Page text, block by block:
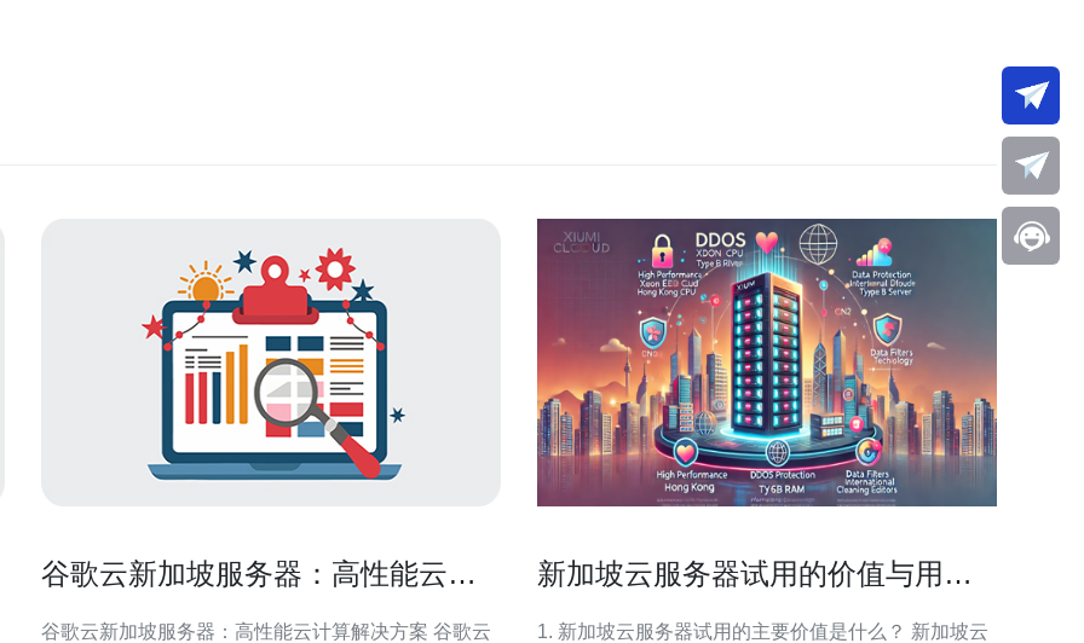
谷歌云新加坡服务器：高性能云计
谷歌云新加坡服务器：高性能云计算解决方案 谷歌云
新加坡云服务器试用的价值与用户
1. 新加坡云服务器试用的主要价值是什么？ 新加坡云